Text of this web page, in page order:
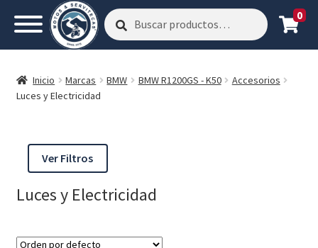
Buscar
por:
Buscar 0
Inicio Marcas BMW BMW R1200GS - K50
Accesorios
Luces y Electricidad
Ver Filtros
Luces y Electricidad